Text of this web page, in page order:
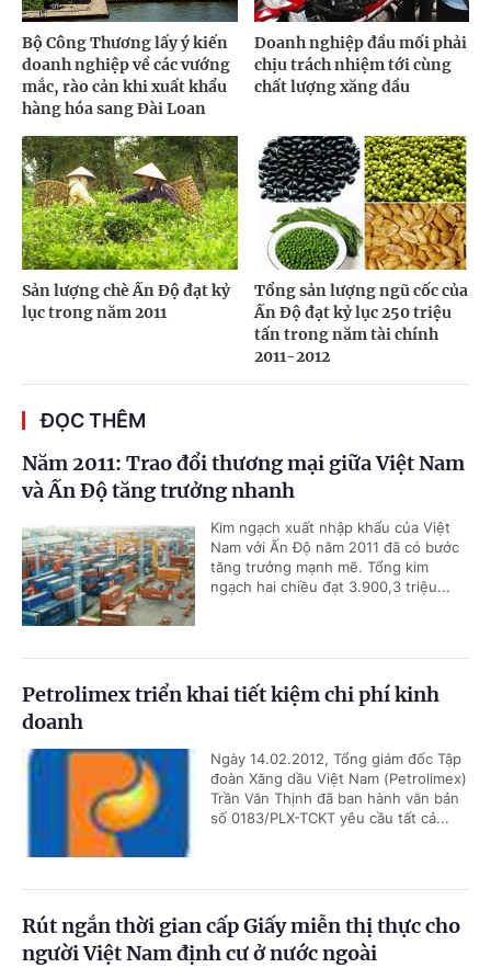
Bộ Công Thương lấy ý kiến
doanh nghiệp về các vướng
mắc, rào cản khi xuất khẩu
hàng hóa sang Đài Loan
Doanh nghiệp đầu mối phải
chịu trách nhiệm tới cùng
chất lượng xăng dầu
Sản lượng chè Ấn Độ đạt kỷ
lục trong năm 2011
Tổng sản lượng ngũ cốc của
Ấn Độ đạt kỷ lục 250 triệu
tấn trong năm tài chính
2011-2012
ĐỌC THÊM
Năm 2011: Trao đổi thương mại giữa Việt Nam
và Ấn Độ tăng trưởng nhanh
Kim ngạch xuất nhập khẩu của Việt
Nam với Ấn Độ năm 2011 đã có bước
tăng trưởng mạnh mẽ. Tổng kim
ngạch hai chiều đạt 3.900,3 triệu...
Petrolimex triển khai tiết kiệm chi phí kinh
doanh
Ngày 14.02.2012, Tổng giám đốc Tập
đoàn Xăng dầu Việt Nam (Petrolimex)
Trần Văn Thịnh đã ban hành văn bản
số 0183/PLX-TCKT yêu cầu tất cả...
Rút ngắn thời gian cấp Giấy miễn thị thực cho
người Việt Nam định cư ở nước ngoài